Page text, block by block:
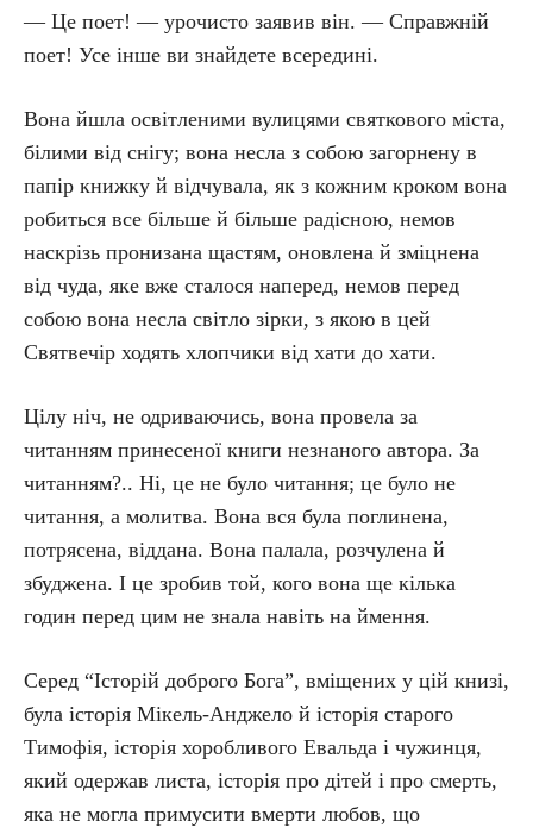
— Це поет! — урочисто заявив він. — Справжній
поет! Усе інше ви знайдете всередині.
Вона йшла освітленими вулицями святкового міста,
білими від снігу; вона несла з собою загорнену в
папір книжку й відчувала, як з кожним кроком вона
робиться все більше й більше радісною, немов
наскрізь пронизана щастям, оновлена й зміцнена
від чуда, яке вже сталося наперед, немов перед
собою вона несла світло зірки, з якою в цей
Святвечір ходять хлопчики від хати до хати.
Цілу ніч, не одриваючись, вона провела за
читанням принесеної книги незнаного автора. За
читанням?.. Ні, це не було читання; це було не
читання, а молитва. Вона вся була поглинена,
потрясена, віддана. Вона палала, розчулена й
збуджена. І це зробив той, кого вона ще кілька
годин перед цим не знала навіть на ймення.
Серед “Історій доброго Бога”, вміщених у цій книзі,
була історія Мікель-Анджело й історія старого
Тимофія, історія хоробливого Евальда і чужинця,
який одержав листа, історія про дітей і про смерть,
яка не могла примусити вмерти любов, що